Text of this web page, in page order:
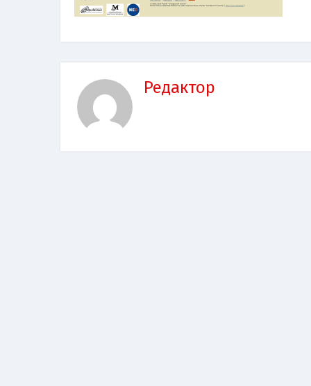
Редактор